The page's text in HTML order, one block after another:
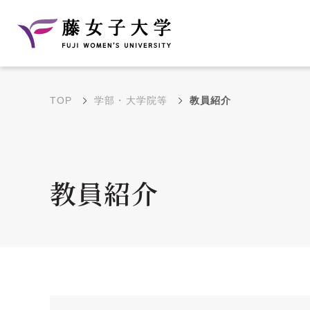
学部・学科の教育目的
大学院の教育目的
TOP 学部・大学院等 教員紹介
教員紹介